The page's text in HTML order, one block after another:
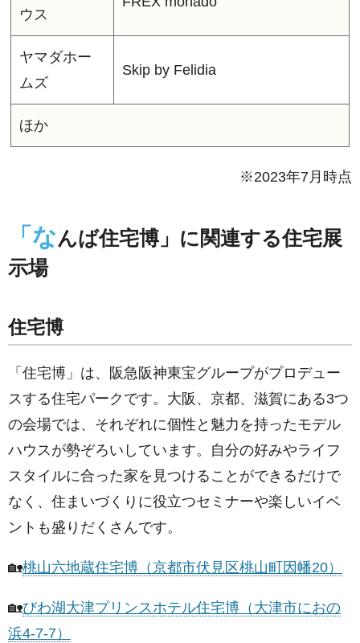
ウス
ヤマダホー
ムズ
Skip by Felidia
ほか
※2023年7月時点
「なんば住宅博」に関連する住宅展
示場
住宅博
「住宅博」は、阪急阪神東宝グループがプロデュー
スする住宅パークです。大阪、京都、滋賀にある3つ
の会場では、それぞれに個性と魅力を持ったモデル
ハウスが勢ぞろいしています。自分の好みやライフ
スタイルに合った家を見つけることができるだけで
なく、住まいづくりに役立つセミナーや楽しいイベ
ントも盛りだくさんです。
🏡桃山六地蔵住宅博（京都市伏見区桃山町因幡20）
🏡びわ湖大津プリンスホテル住宅博（大津市におの
浜4-7-7）